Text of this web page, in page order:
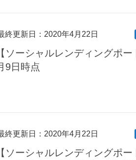
終更新日：2020年4月22日
【ソーシャルレンディングポ
9日時点
終更新日：2020年4月22日
【ソーシャルレンディングポ